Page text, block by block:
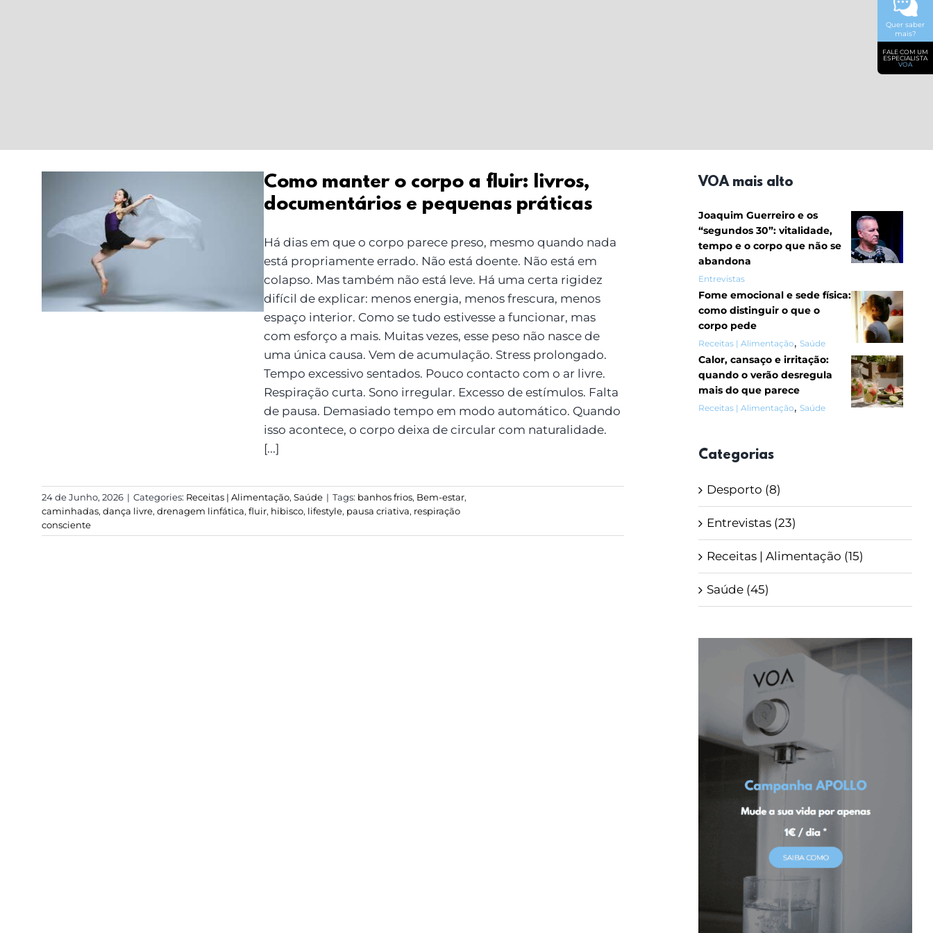
Como manter o corpo
a fluir: livros,
documentários e
pequenas práticas
Como manter o corpo a fluir: livros,
documentários e pequenas práticas
Há dias em que o corpo parece preso, mesmo quando nada
está propriamente errado. Não está doente. Não está em
colapso. Mas também não está leve. Há uma certa rigidez
difícil de explicar: menos energia, menos frescura, menos
espaço interior. Como se tudo estivesse a funcionar, mas
com esforço a mais. Muitas vezes, esse peso não nasce de
uma única causa. Vem de acumulação. Stress prolongado.
Tempo excessivo sentados. Pouco contacto com o ar livre.
Respiração curta. Sono irregular. Excesso de estímulos. Falta
de pausa. Demasiado tempo em modo automático. Quando
isso acontece, o corpo deixa de circular com naturalidade.
[...]
24 de Junho, 2026 | Categories: Receitas | Alimentação, Saúde | Tags: banhos frios, Bem-estar,
caminhadas, dança livre, drenagem linfática, fluir, hibisco, lifestyle, pausa criativa, respiração
consciente
VOA mais alto
Joaquim Guerreiro e os
“segundos 30”: vitalidade,
tempo e o corpo que não se
abandona
Entrevistas
Fome emocional e sede física:
como distinguir o que o
corpo pede
Receitas | Alimentação, Saúde
Calor, cansaço e irritação:
quando o verão desregula
mais do que parece
Receitas | Alimentação, Saúde
Categorias
Desporto (8)
Entrevistas (23)
Receitas | Alimentação (15)
Saúde (45)
Quer saber
mais?
FALE COM UM
ESPECIALISTA
VOA